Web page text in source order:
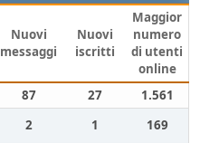
Nuovi
messaggi
Nuovi
iscritti
Maggior
numero
di utenti
online
87 27
1.561
2 1
169